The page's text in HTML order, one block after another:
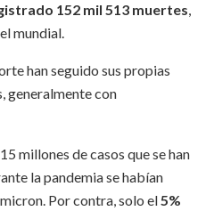
152 mil 513 muertes,
mundial.
han seguido sus propias
generalmente con
millones de casos que se han
la pandemia se habían
Por contra, solo el5%